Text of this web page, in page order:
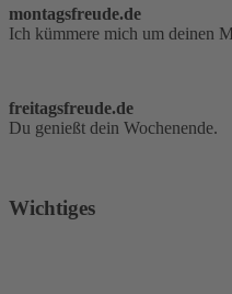
montagsfreude.de
Ich kümmere mich um deinen
freitagsfreude.de
Du genießt dein Wochenende.
Wichtiges